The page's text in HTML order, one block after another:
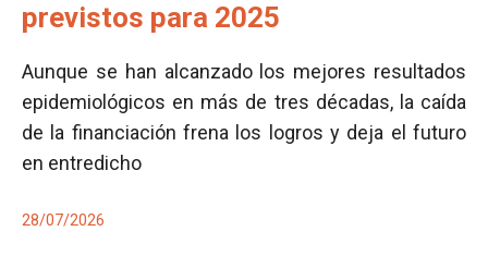
previstos para 2025
Aunque se han alcanzado los mejores resultados
epidemiológicos en más de tres décadas, la caída
de la financiación frena los logros y deja el futuro
en entredicho
28/07/2026